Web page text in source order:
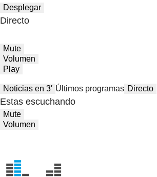
Desplegar
Directo
Mute
Volumen
Play
Noticias en 3′ Últimos programas Directo
Estas escuchando
Mute
Volumen